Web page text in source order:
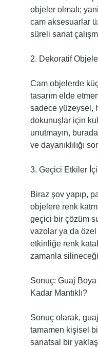
objeler olmalı;
cam aksesuarlar
süreli sanat
2. Dekoratif
Cam objelerde
tasarım elde
sadece yüzeysel,
dokunuşlar için
unutmayın,
ve dayanıklılığı
3. Geçici Etkiler
Biraz şov yapıp,
objelere renk
geçici bir çözüm
vazolar ya da
etkinliğe renk
zamanla
Sonuç: Guaj
Kadar Mantıklı?
Sonuç olarak,
tamamen kişisel
sanatsal bir